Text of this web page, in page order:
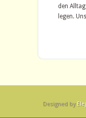
den
legen.
Designed by